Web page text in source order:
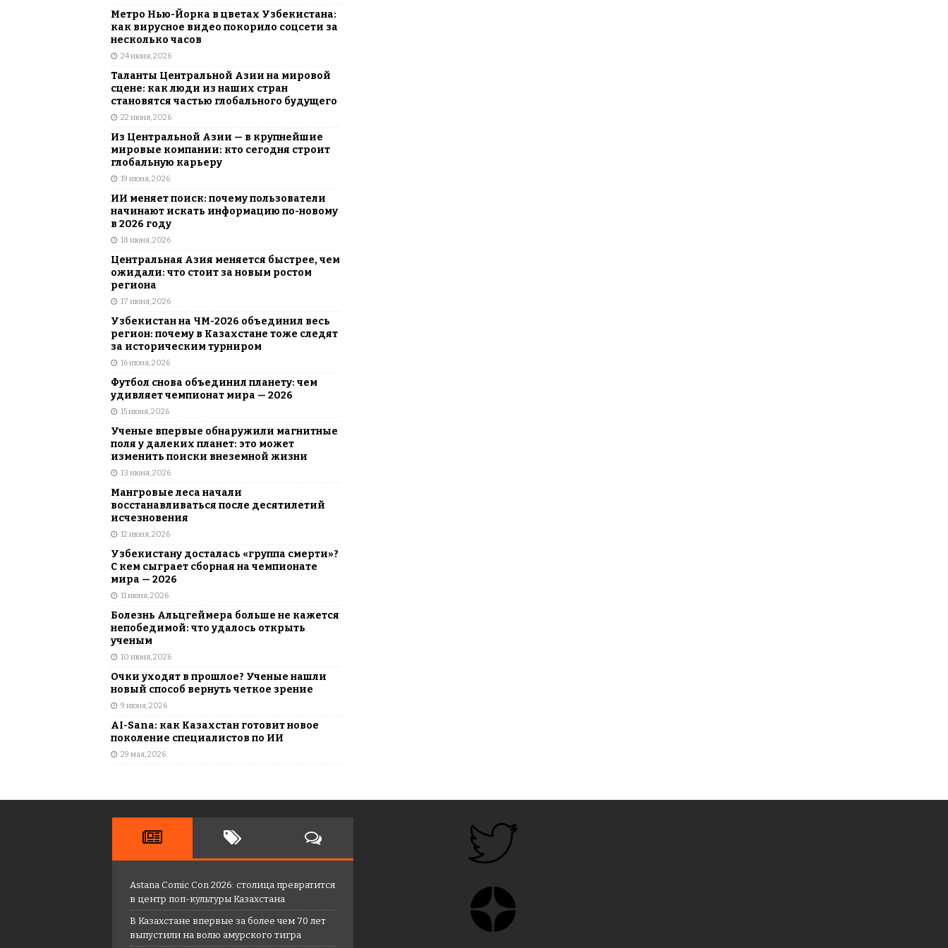
Метро Нью-Йорка в цветах Узбекистана:
как вирусное видео покорило соцсети за
несколько часов
24 июня, 2026
Таланты Центральной Азии на мировой
сцене: как люди из наших стран
становятся частью глобального будущего
22 июня, 2026
Из Центральной Азии — в крупнейшие
мировые компании: кто сегодня строит
глобальную карьеру
19 июня, 2026
ИИ меняет поиск: почему пользователи
начинают искать информацию по-новому
в 2026 году
18 июня, 2026
Центральная Азия меняется быстрее, чем
ожидали: что стоит за новым ростом
региона
17 июня, 2026
Узбекистан на ЧМ-2026 объединил весь
регион: почему в Казахстане тоже следят
за историческим турниром
16 июня, 2026
Футбол снова объединил планету: чем
удивляет чемпионат мира — 2026
15 июня, 2026
Ученые впервые обнаружили магнитные
поля у далеких планет: это может
изменить поиски внеземной жизни
13 июня, 2026
Мангровые леса начали
восстанавливаться после десятилетий
исчезновения
12 июня, 2026
Узбекистану досталась «группа смерти»?
С кем сыграет сборная на чемпионате
мира — 2026
11 июня, 2026
Болезнь Альцгеймера больше не кажется
непобедимой: что удалось открыть
ученым
10 июня, 2026
Очки уходят в прошлое? Ученые нашли
новый способ вернуть четкое зрение
9 июня, 2026
AI-Sana: как Казахстан готовит новое
поколение специалистов по ИИ
29 мая, 2026
Astana Comic Con 2026: столица превратится
в центр поп-культуры Казахстана
В Казахстане впервые за более чем 70 лет
выпустили на волю амурского тигра